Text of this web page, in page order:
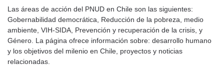
Las áreas de acción del PNUD en Chile son las siguientes:
Gobernabilidad democrática, Reducción de la pobreza, medio
ambiente, VIH-SIDA, Prevención y recuperación de la crisis, y
Género. La página ofrece información sobre: desarrollo humano
y los objetivos del milenio en Chile, proyectos y noticias
relacionadas.